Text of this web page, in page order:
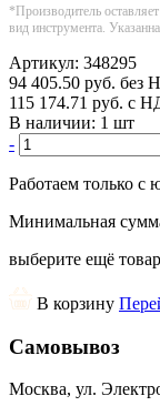
*Производитель
вид инструмента.
Артикул: 348295
94 405.50 руб. без
115 174.71 руб. с
В наличии: 1 шт
-
Работаем только с
Минимальная
выберите ещё
В корзину
Самовывоз
Москва, ул.